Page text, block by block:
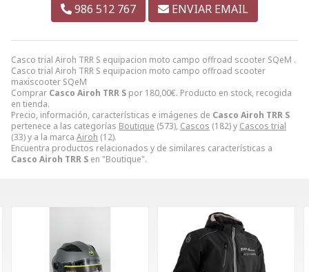
Casco trial Airoh TRR S equipacion moto campo offroad scooter SQeM .
Casco trial Airoh TRR S equipacion moto campo offroad scooter
maxiscooter SQeM
Comprar Casco Airoh TRR S por 180,00€. Producto en stock, recogida
en tienda.
Precio, información, características e imágenes de Casco Airoh TRR S
pertenece a las categorías Boutique (573), Cascos (182) y Cascos trial
(33) y a la marca Airoh (12).
Encuentra productos relacionados y de similares características a
Casco Airoh TRR S en "Boutique".
986 512 767 ENVIAR EMAIL